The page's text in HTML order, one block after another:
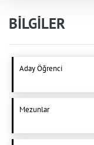
BİLGİLER
Aday Öğrenci
Mezunlar